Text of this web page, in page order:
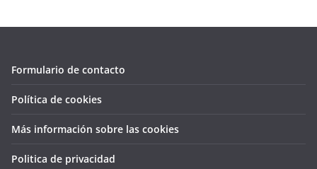
Formulario de contacto
Política de cookies
Más información sobre las cookies
Politica de privacidad